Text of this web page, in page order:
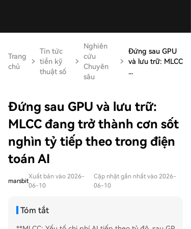
Trang
chủ
Tin tức
tiền kỹ
thuật số
Nghiên
cứu
Chuyên
sâu
Đứng sau GPU
và lưu trữ: MLCC
...
Đứng sau GPU và lưu trữ:
MLCC đang trở thành cơn sốt
nghìn tỷ tiếp theo trong điện
toán AI
marsbit
Xuất bản vào 2026-
06-10
Cập nhật gần nhất vào 2026-
06-10
Tóm tắt